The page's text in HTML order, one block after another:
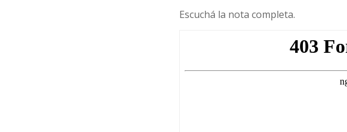
Escuchá la nota completa.